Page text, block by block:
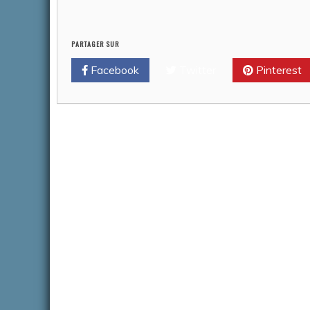
PARTAGER SUR
Facebook Pinterest